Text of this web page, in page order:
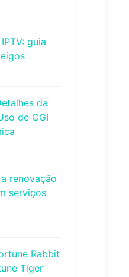
guia
da
de CGI
renovação
serviços
Rabbit
Tiger